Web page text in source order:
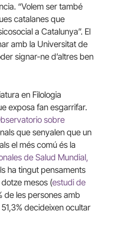
“Volem ser també
catalanes que
a Catalunya”. El
amb la Universitat de
signar-ne d’altres ben
en Filologia
exposa fan esgarrifar.
sobre
que senyalen que un
el més comú és la
de Salud Mundial,
ha tingut pensaments
mesos (estudi de
de les persones amb
decideixen ocultar